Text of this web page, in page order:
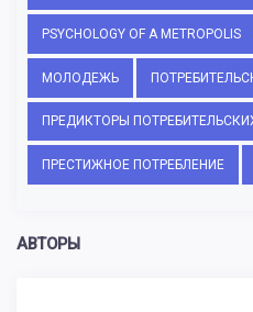
PSYCHOLOGY OF A METROPOLIS
МОЛОДЕЖЬ
ПРЕДИКТОРЫ
ПРЕСТИЖНОЕ ПОТРЕБЛЕНИЕ
АВТОРЫ